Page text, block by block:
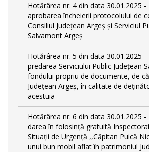
Hotărârea nr. 4 din data 30.01.2025
aprobarea încheierii protocolului de
Consiliul Județean Argeș și Serviciul
Salvamont Argeș
Hotărârea nr. 5 din data 30.01.2025
predarea Serviciului Public Județean
fondului propriu de documente, de
Județean Argeș, în calitate de
acestuia
Hotărârea nr. 6 din data 30.01.2025
darea în folosință gratuită
Situații de Urgență ,,Căpitan Puică
unui bun mobil aflat în patrimoniul